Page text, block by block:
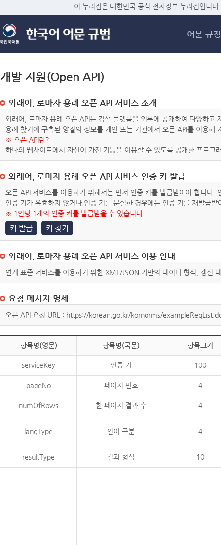
메
이 누리집은 대한민국 공식 전자정부 누리집입니다.
어문 규정
개발 지원(Open API)
외래어, 로마자 용례 오픈 API 서비스 소개
외래어, 로마자 용례 오픈 API는 검색 플랫폼을 외부에 공개하여 다양하
용례 찾기에 구축된 양질의 정보를 개인 또는 기관에서 오픈 API를 이용해
※ 오픈 API란?
하나의 웹사이트에서 자신이 가진 기능을 이용할 수 있도록 공개한 프로그
외래어, 로마자 용례 오픈 API 서비스 인증 키 발급
오픈 API 서비스를 이용하기 위해서는 먼저 인증 키를 발급받아야 합니다
인증 키가 유효하지 않거나 인증 키를 분실한 경우에는 인증 키를 재발급받
※ 1인당 1개의 인증 키를 발급받을 수 있습니다.
키 발급 키 찾기
외래어, 로마자 용례 오픈 API 서비스 이용 안내
연계 표준 서비스를 이용하기 위한 XML/JSON 기반의 데이터 형식, 갱신
요청 메시지 명세
오픈 API 요청 URL : https://korean.go.kr/kornorms/
항목명(영문) 항목명(국문) 항목크기
serviceKey 인증 키 100
pageNo 페이지 번호 4
numOfRows 한 페이지 결과 수 4
langType 언어 구분 4
resultType 결과 형식 10